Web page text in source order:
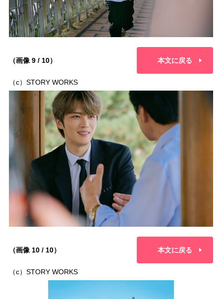
（画像 9 / 10） 本文に戻る
（c）STORY WORKS
（画像 10 / 10） 本文に戻る
（c）STORY WORKS